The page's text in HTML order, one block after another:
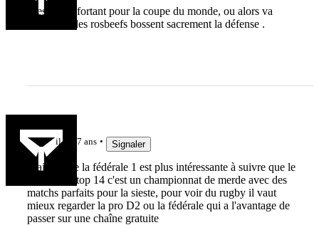
C'est réconfortant pour la coupe du monde, ou alors va
falloir que les rosbeefs bossent sacrement la défense .
il y a 7 ans Signaler
Mais même la fédérale 1 est plus intéressante à suivre que le
top 14. Le top 14 c'est un championnat de merde avec des
matchs parfaits pour la sieste, pour voir du rugby il vaut
mieux regarder la pro D2 ou la fédérale qui a l'avantage de
passer sur une chaîne gratuite